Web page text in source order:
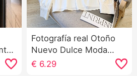
Fotografía real Otoño
Nuevo Dulce Moda
Avanzado Satén Cinta
€ 6.29